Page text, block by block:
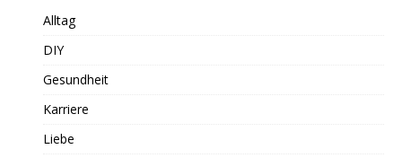
Alltag
DIY
Gesundheit
Karriere
Liebe